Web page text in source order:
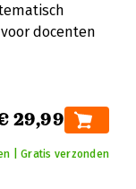
docenten
29,99
| Gratis verzonden